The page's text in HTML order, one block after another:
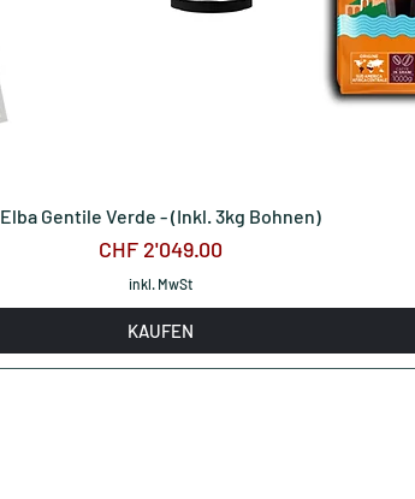
Elba Gentile Verde - (Inkl. 3kg Bohnen)
Preis
CHF 2'049.00
inkl. MwSt
KAUFEN